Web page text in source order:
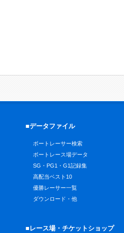
■データファイル
ボートレーサー検索
ボートレース場データ
SG・PG1・G1記録集
高配当ベスト10
優勝レーサー一覧
ダウンロード・他
■レース場・チケットショップ